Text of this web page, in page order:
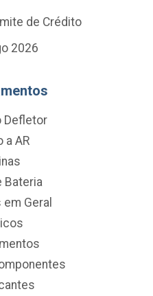
de Crédito
2026
Defletor
a AR
Bateria
Geral